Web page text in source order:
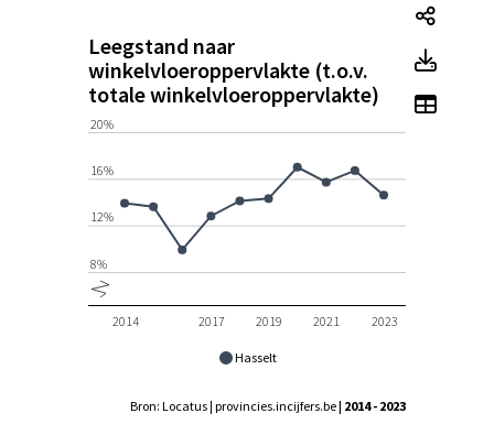
Leegstand naar
winkelvloeroppervlakte (t.o.v.
totale winkelvloeroppervlakte)
Hasselt
2014 2017 2019 2021 2023
8%
12%
16%
20%
Bron: Locatus | provincies.incijfers.be| 2014 - 2023
Toon